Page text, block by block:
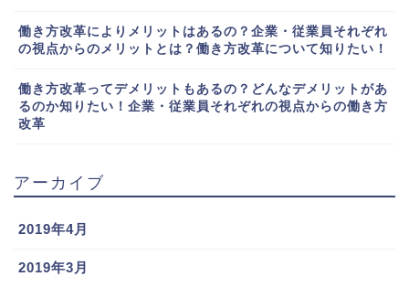
働き方改革によりメリットはあるの？企業・従業員それぞれ
の視点からのメリットとは？働き方改革について知りたい！
働き方改革ってデメリットもあるの？どんなデメリットがあ
るのか知りたい！企業・従業員それぞれの視点からの働き方
改革
アーカイブ
2019年4月
2019年3月